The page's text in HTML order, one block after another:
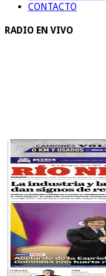
CONTACTO
RADIO EN VIVO